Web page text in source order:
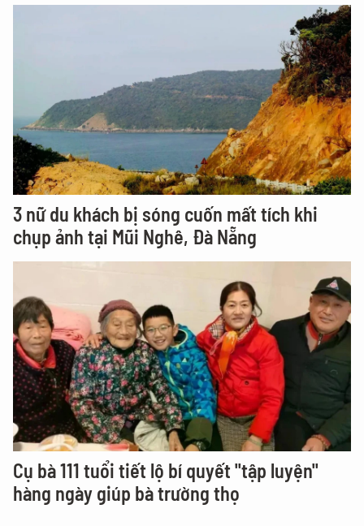
3 nữ du khách bị sóng cuốn mất tích khi
chụp ảnh tại Mũi Nghê, Đà Nẵng
Cụ bà 111 tuổi tiết lộ bí quyết "tập luyện"
hàng ngày giúp bà trường thọ